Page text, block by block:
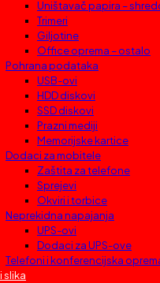
Uništavač papira –
Trimeri
Giljotine
Office oprema – ostalo
Pohrana podataka
USB-ovi
HDD diskovi
SSD diskovi
Prazni mediji
Memorijske kartice
Dodaci za mobitele
Zaštita za telefone
Sprejevi
Okviri i torbice
Neprekidna napajanja
UPS-ovi
Dodaci za UPS-ove
Telefoni i konferencijska
slika